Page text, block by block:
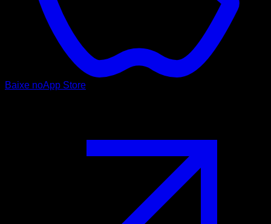
Baixe noApp Store